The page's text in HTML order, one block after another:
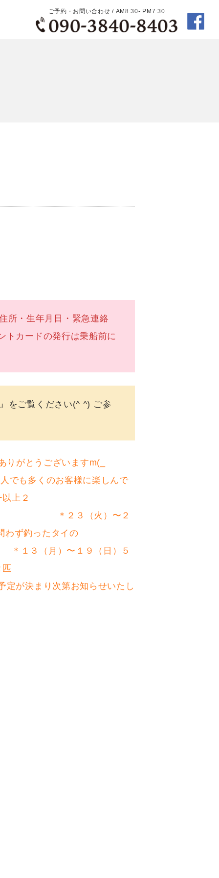
ご予約・お問い合わせ / AM8:30- PM7:30
所・生年月日・緊急連絡
ードの発行は乗船前に
ください(^ ^) ご参
とうございますm(_
多くのお客様に楽しんで
上２
２３（火）〜２
釣ったタイの
）〜１９（日）５
ンチ以上２匹
が決まり次第お知らせいたし